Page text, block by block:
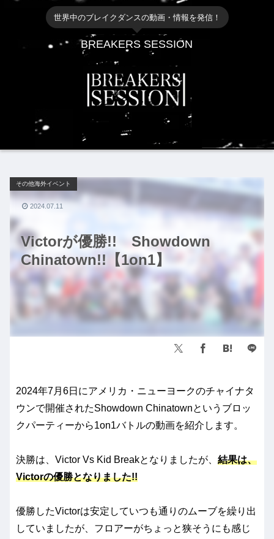
世界中のブレイクダンスの動画・情報を発信！
BREAKERS SESSION
Victorが優勝!! Showdown
Chinatown!!【1on1】
その他海外イベント
2024.07.11
2024年7月6日にアメリカ・ニューヨークのチャイナタ
ウンで開催されたShowdown Chinatownというブロッ
クパーティーから1on1バトルの動画を紹介します。
決勝は、Victor Vs Kid Breakとなりましたが、 結果は、
Victorの優勝となりました!!
優勝したVictorは安定していつも通りのムーブを繰り出
していましたが、フロアーがちょっと狭そうにも感じ